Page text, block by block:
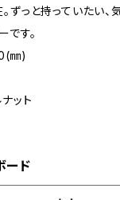
ずっと持っていたい、
です。
㎜)
ット
ード